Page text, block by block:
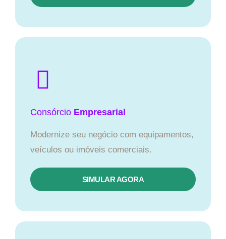
Consórcio Empresarial
Modernize seu negócio com equipamentos,
veículos ou imóveis comerciais.
SIMULAR AGORA